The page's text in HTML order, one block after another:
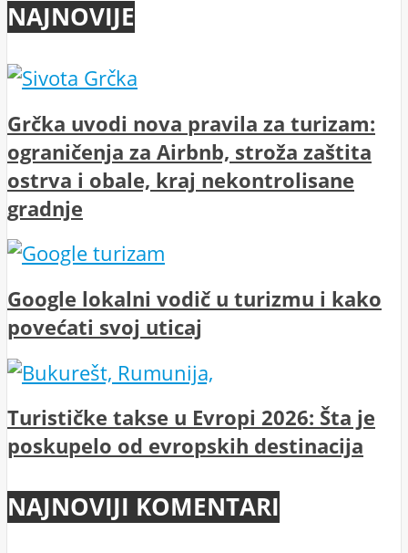
NAJNOVIJE
Grčka uvodi nova pravila za turizam:
ograničenja za Airbnb, stroža zaštita
ostrva i obale, kraj nekontrolisane
gradnje
Google lokalni vodič u turizmu i kako
povećati svoj uticaj
Turističke takse u Evropi 2026: Šta je
poskupelo od evropskih destinacija
NAJNOVIJI KOMENTARI